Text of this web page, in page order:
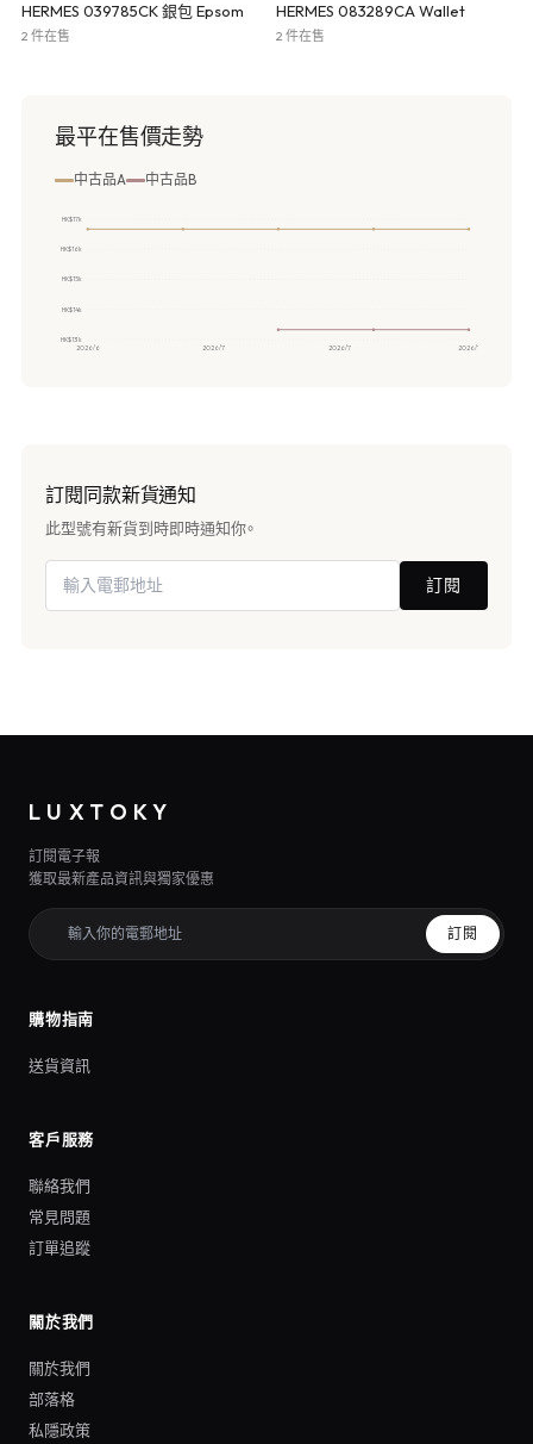
HERMES 039785CK 銀包 Epsom
2 件在售
HERMES 083289CA Wallet
2 件在售
最平在售價走勢
中古品A 中古品B
HK$13k
HK$14k
HK$15k
HK$16k
HK$17k
2026/6 2026/7 2026/7 2026/7
訂閱同款新貨通知
此型號有新貨到時即時通知你。
訂閱
LUXTOKY
訂閱電子報
獲取最新產品資訊與獨家優惠
訂閱
購物指南
送貨資訊
客戶服務
聯絡我們
常見問題
訂單追蹤
關於我們
關於我們
部落格
私隱政策